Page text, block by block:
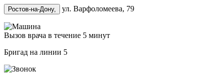
Ростов-на-Дону, ул. Варфоломеева, 79
Вызов врача в течение 5 минут
Бригад на линии 5